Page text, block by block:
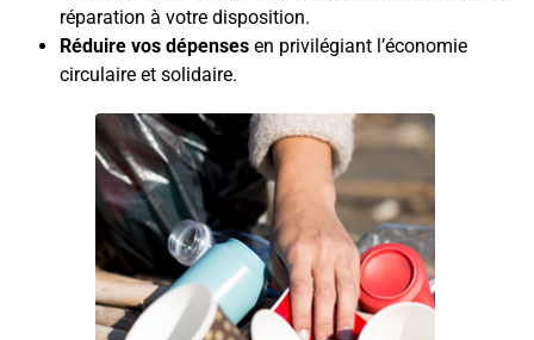
réparation à votre disposition.
Réduire vos dépenses en privilégiant l’économie
circulaire et solidaire.